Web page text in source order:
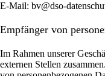
E-Mail: bv@dso-
Empfänger von
Im Rahmen unserer
externen Stellen